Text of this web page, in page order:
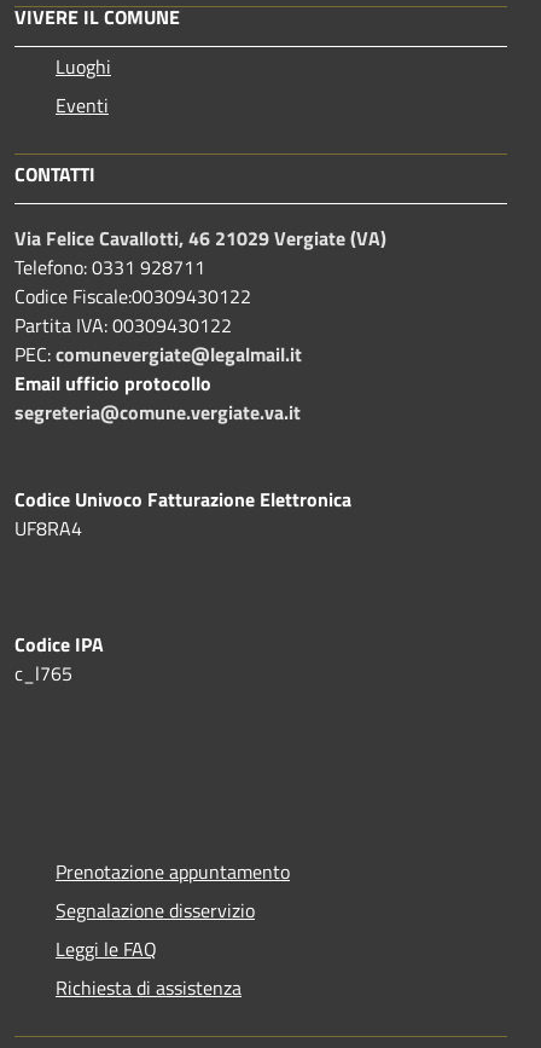
VIVERE IL COMUNE
Luoghi
Eventi
CONTATTI
Via Felice Cavallotti, 46 21029 Vergiate (VA)
Telefono: 0331 928711
Codice Fiscale:00309430122
Partita IVA: 00309430122
PEC:comunevergiate@legalmail.it
Email ufficio protocollo
segreteria@comune.vergiate.va.it
Codice Univoco Fatturazione Elettronica
UF8RA4
Codice IPA
c_l765
Prenotazione appuntamento
Segnalazione disservizio
Leggi le FAQ
Richiesta di assistenza